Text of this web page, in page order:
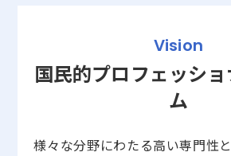
Vision
国民的プロフェッシ
ム
様々な分野にわたる高い専門性